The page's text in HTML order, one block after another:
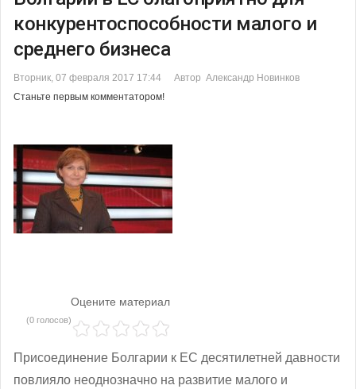
конкурентоспособности малого и
среднего бизнеса
Вторник, 07 февраля 2017 17:44
Автор Александр Новинков
Станьте первым комментатором!
Оцените материал
(0 голосов)
Присоединение Болгарии к ЕС десятилетней давности
повлияло неоднозначно на развитие малого и